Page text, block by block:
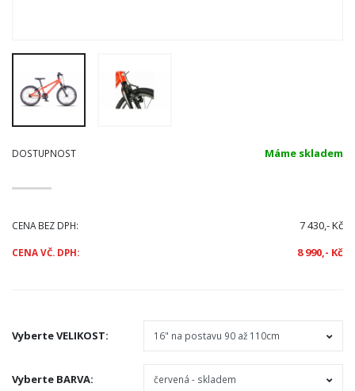
DOSTUPNOST Máme skladem
CENA BEZ DPH: 7 430,- Kč
CENA VČ. DPH: 8 990,- Kč
VyberteVELIKOST:
Vyberte BARVA: